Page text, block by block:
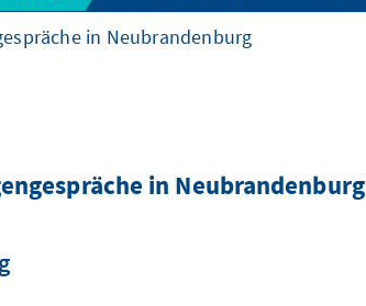
in Neubrandenburg
in Neubrandenburg